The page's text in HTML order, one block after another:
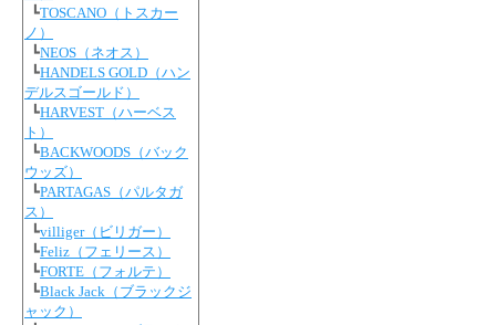
┗TOSCANO（トスカー
ノ）
┗NEOS（ネオス）
┗HANDELS GOLD（ハン
デルスゴールド）
┗HARVEST（ハーベス
ト）
┗BACKWOODS（バック
ウッズ）
┗PARTAGAS（パルタガ
ス）
┗villiger（ビリガー）
┗Feliz（フェリース）
┗FORTE（フォルテ）
┗Black Jack（ブラックジ
ャック）